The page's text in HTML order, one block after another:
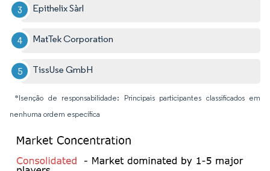
Epithelix Sàrl
MatTek Corporation
TissUse GmbH
*Isenção de responsabilidade: Principais participantes classificados em
nenhuma ordem específica